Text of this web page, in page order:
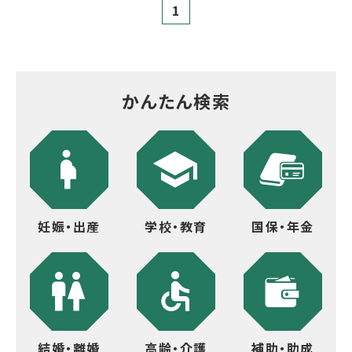
1
かんたん検索
妊娠・出産 学校・教育 国保・年金
結婚・離婚 高齢・介護 補助・助成